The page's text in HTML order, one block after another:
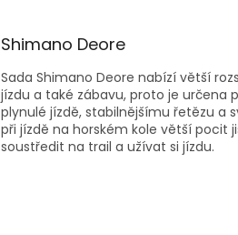
Shimano Deore
Sada Shimano Deore nabízí větší
jízdu a také zábavu, proto je určena
plynulé jízdě, stabilnějšímu řetězu a
při jízdě na horském kole větší pocit
soustředit na trail a užívat si jízdu.